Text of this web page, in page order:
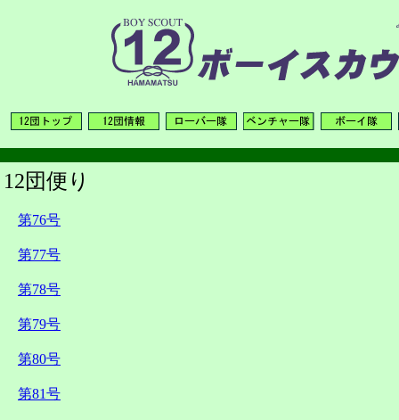
12団便り
第76号
第77号
第78号
第79号
第80号
第81号